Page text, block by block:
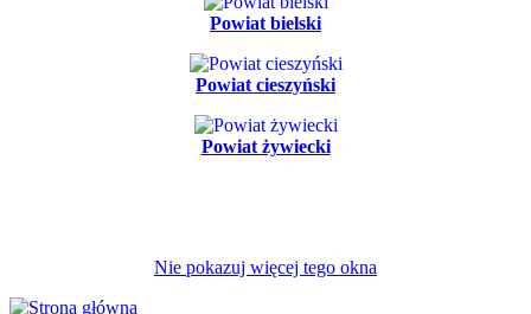
Powiat bielski
Powiat cieszyński
Powiat żywiecki
Nie pokazuj więcej tego okna